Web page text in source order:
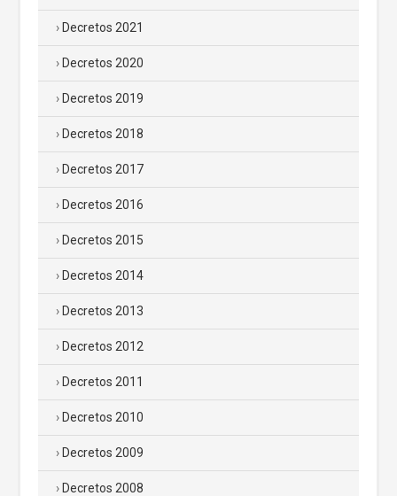
Decretos 2021
Decretos 2020
Decretos 2019
Decretos 2018
Decretos 2017
Decretos 2016
Decretos 2015
Decretos 2014
Decretos 2013
Decretos 2012
Decretos 2011
Decretos 2010
Decretos 2009
Decretos 2008